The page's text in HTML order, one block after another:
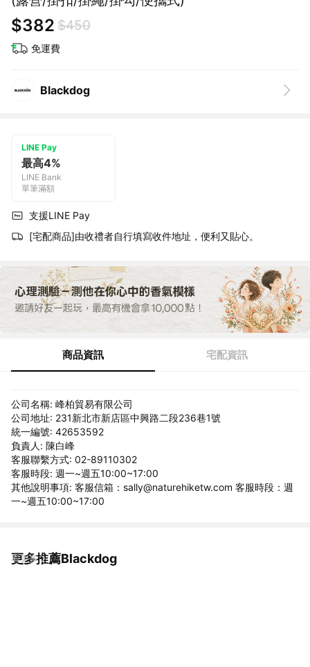
$382 $450
免運費
Blackdog
LINE Pay
最高4%
LINE Bank
單筆滿額
支援LINE Pay
[宅配商品]由收禮者自行填寫收件地址，便利又貼心。
商品資訊 宅配資訊
公司名稱: 峰柏貿易有限公司
公司地址: 231新北市新店區中興路二段236巷1號
統一編號: 42653592
負責人: 陳白峰
客服聯繫方式: 02-89110302
客服時段: 週一~週五10:00~17:00
其他說明事項: 客服信箱：sally@naturehiketw.com 客服時段：週
一~週五10:00~17:00
更多推薦Blackdog
看更多